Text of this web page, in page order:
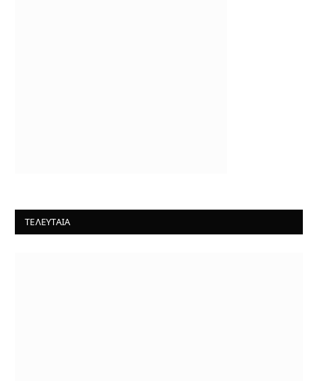
ΤΕΛΕΥΤΑΙΑ